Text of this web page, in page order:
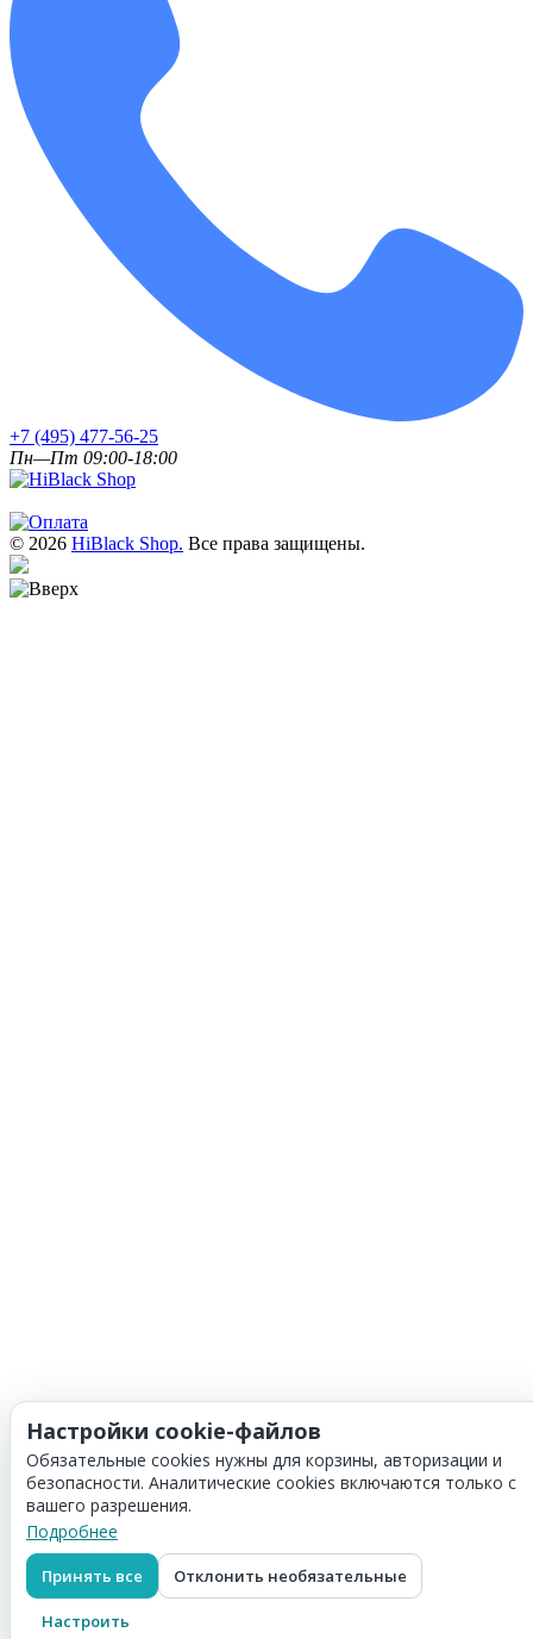
+7 (495) 477-56-25
Пн—Пт 09:00-18:00
© 2026 HiBlack Shop. Все права защищены.
Корзина
Скидка: 0₽
Итого: 0₽
Настройки cookie-файлов
Обязательные cookies нужны для корзины, авторизации и
безопасности. Аналитические cookies включаются только с
вашего разрешения.
Подробнее
Принять все Отклонить необязательные
Настроить